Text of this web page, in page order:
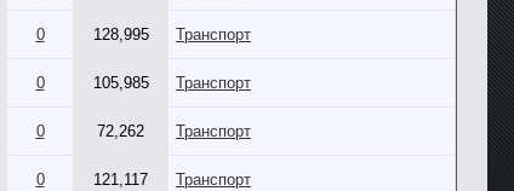
0 128,995 Транспорт
0 105,985 Транспорт
0 72,262 Транспорт
0 121,117 Транспорт